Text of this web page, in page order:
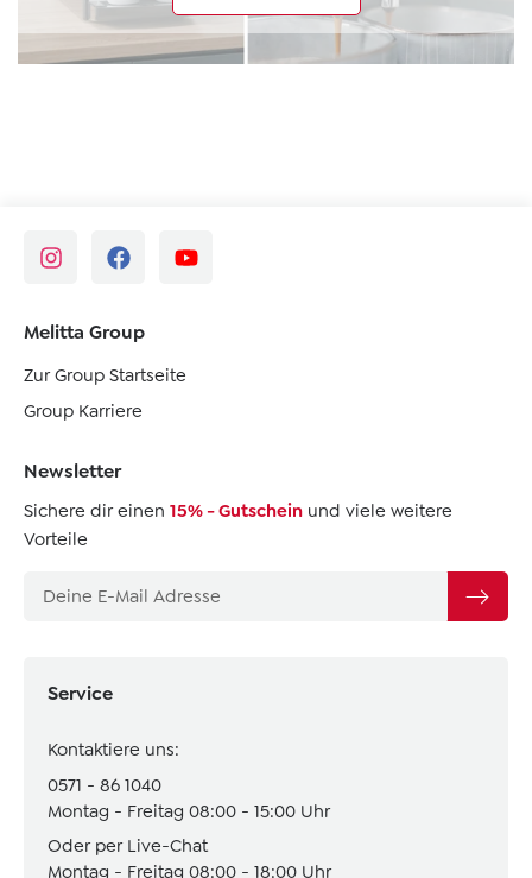
Service
Kontaktiere uns:
0571 - 86 1040
Montag - Freitag 08:00 - 15:00 Uhr
Oder per Live-Chat
Montag - Freitag 08:00 - 18:00 Uhr
Melitta Group
Zur Group Startseite
Group Karriere
Newsletter
Sichere dir einen 15% - Gutschein und viele weitere
Vorteile